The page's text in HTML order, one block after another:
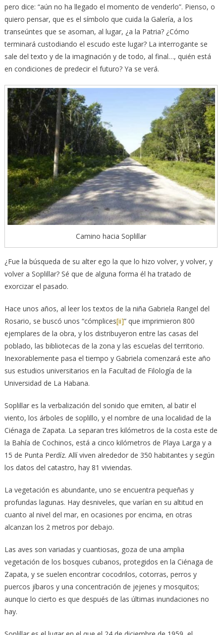
pero dice: “aún no ha llegado el momento de venderlo”. Pienso, o
quiero pensar, que es el símbolo que cuida la Galería, a los
transeúntes que se asoman, al lugar, ¿a la Patria? ¿Cómo
terminará custodiando el escudo este lugar? La interrogante se
sale del texto y de la imaginación y de todo, al final…, quién está
en condiciones de predecir el futuro? Ya se verá.
Camino hacia Soplillar
¿Fue la búsqueda de su alter ego la que lo hizo volver, y volver, y
volver a Soplillar? Sé que de alguna forma él ha tratado de
exorcizar el pasado.
Hace unos años, al leer los textos de la niña Gabriela Rangel del
Rosario, se buscó unos “cómplices[ii]” que imprimieron 800
ejemplares de la obra, y los distribuyeron entre las casas del
poblado, las bibliotecas de la zona y las escuelas del territorio.
Inexorablemente pasa el tiempo y Gabriela comenzará este año
sus estudios universitarios en la Facultad de Filología de la
Universidad de La Habana.
Soplillar es la verbalización del sonido que emiten, al batir el
viento, los árboles de soplillo, y el nombre de una localidad de la
Ciénaga de Zapata. La separan tres kilómetros de la costa este de
la Bahía de Cochinos, está a cinco kilómetros de Playa Larga y a
15 de Punta Perdíz. Allí viven alrededor de 350 habitantes y según
los datos del catastro, hay 81 viviendas.
La vegetación es abundante, uno se encuentra pequeñas y
profundas lagunas. Hay desniveles, que varían en su altitud en
cuanto al nivel del mar, en ocasiones por encima, en otras
alcanzan los 2 metros por debajo.
Las aves son variadas y cuantiosas, goza de una amplia
vegetación de los bosques cubanos, protegidos en la Ciénaga de
Zapata, y se suelen encontrar cocodrilos, cotorras, perros y
puercos jíbaros y una concentración de jejenes y mosquitos;
aunque lo cierto es que después de las últimas inundaciones no
hay.